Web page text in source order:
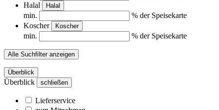
Halal
Halal
min.
% der Speisekarte
Koscher
Koscher
min. % der Speisekarte
Alle Suchfilter anzeigen
Überblick
Überblick schließen
Lieferservice